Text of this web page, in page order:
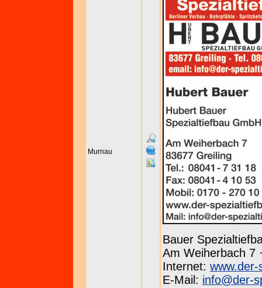
Murnau
Bauer
Am Weiherbach 7
Internet: www.der-
E-Mail: info@der-